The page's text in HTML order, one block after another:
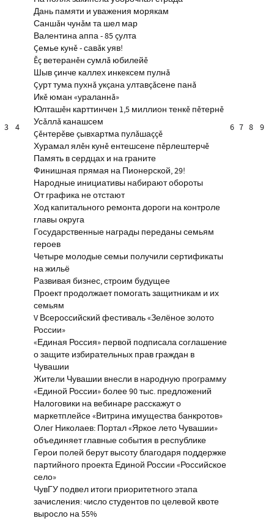
3 4
Дань памяти и уважения морякам
Саншăн чунăм та шел мар
Валентина аппа - 85 çулта
Çемье кунĕ - савăк уяв!
Ĕç ветеранĕн сумлă юбилейĕ
Шыв çинче каллех инкексем пулнă
Çурт тума пухнă укçана ултавçăсене панă
Икĕ юман «ураланнă»
Юлташĕн карттинчен 1,5 миллион тенкĕ пĕтернĕ
Усăллă канашсем
Çĕнтерĕве çывхартма пулăшаççĕ
Хурамал ялĕн кунĕ ентешсене пĕрлештерчĕ
Память в сердцах и на граните
Финишная прямая на Пионерской, 29!
Народные инициативы набирают обороты
От графика не отстают
Ход капитального ремонта дороги на контроле
главы округа
Государственные награды переданы семьям
героев
Четыре молодые семьи получили сертификаты
на жильё
Развивая бизнес, строим будущее
Проект продолжает помогать защитникам и их
семьям
V Всероссийский фестиваль «Зелёное золото
России»
«Единая Россия» первой подписала соглашение
о защите избирательных прав граждан в
Чувашии
Жители Чувашии внесли в народную программу
«Единой России» более 90 тыс. предложений
Налоговики на вебинаре расскажут о
маркетплейсе «Витрина имущества банкротов»
Олег Николаев: Портал «Яркое лето Чувашии»
объединяет главные события в республике
Герои полей берут высоту благодаря поддержке
партийного проекта Единой России «Российское
село»
ЧувГУ подвел итоги приоритетного этапа
зачисления: число студентов по целевой квоте
выросло на 55%
6 7 8 9